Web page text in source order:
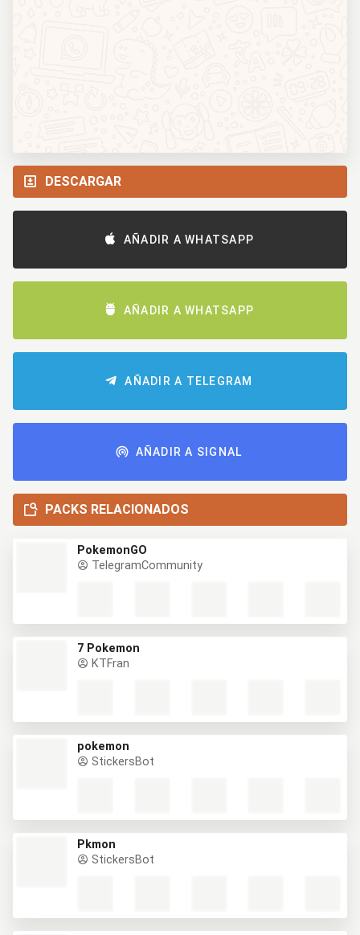
DESCARGAR
AÑADIR A WHATSAPP
AÑADIR A WHATSAPP
AÑADIR A TELEGRAM
AÑADIR A SIGNAL
PACKS RELACIONADOS
PokemonGO
TelegramCommunity
7 Pokemon
KTFran
pokemon
StickersBot
Pkmon
StickersBot